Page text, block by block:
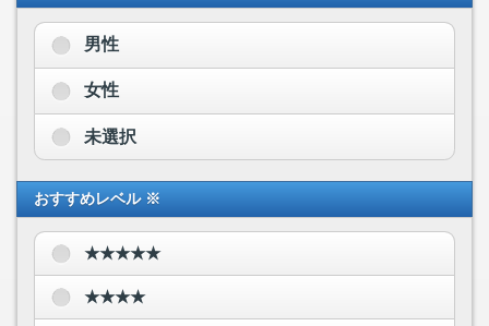
男性
女性
未選択
おすすめレベル ※
★★★★★
★★★★